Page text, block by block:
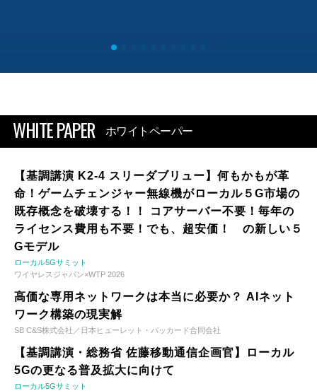
WHITE PAPER ホワイトペーパー
【基調講演 K2-4 スリーダブリュー】何もかもが革
命！ゲームチェンジャー無線機がローカル５G市場の
既存概念を破壊する！！ コアサーバー不要！毎年の
ライセンス費用も不要！でも、超安価！ の新しい５
Gモデル
ローカル5Gサミット
ワイヤレスジャパン×WTP 2026
高価な専用ネットワークは本当に必要か？ AIネット
ワーク構築の現実解
SB C&S株式会社／日本ヒューレット・パッカード合同会社
【基調講演・総務省 佐藤移動通信企画官】ローカル
5Gの更なる普及拡大に向けて
ローカル5Gサミット